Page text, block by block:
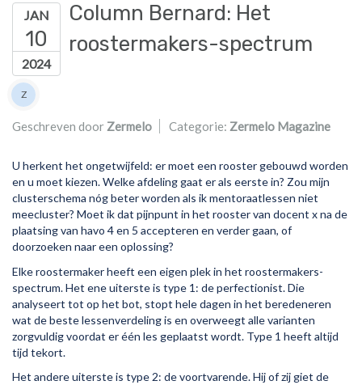
JAN
10
2024
Column Bernard: Het
roostermakers-spectrum
Lijst van auteurs
Z
Geschreven door Zermelo Categorie: Zermelo Magazine
U herkent het ongetwijfeld: er moet een rooster gebouwd worden
en u moet kiezen. Welke afdeling gaat er als eerste in? Zou mijn
clusterschema nóg beter worden als ik mentoraatlessen niet
meecluster? Moet ik dat pijnpunt in het rooster van docent x na de
plaatsing van havo 4 en 5 accepteren en verder gaan, of
doorzoeken naar een oplossing?
Elke roostermaker heeft een eigen plek in het roostermakers-
spectrum. Het ene uiterste is type 1: de perfectionist. Die
analyseert tot op het bot, stopt hele dagen in het beredeneren
wat de beste lessenverdeling is en overweegt alle varianten
zorgvuldig voordat er één les geplaatst wordt. Type 1 heeft altijd
tijd tekort.
Het andere uiterste is type 2: de voortvarende. Hij of zij giet de